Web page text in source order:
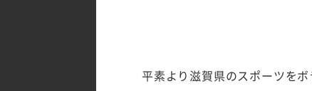
09:40 集
平素より滋賀県のスポーツを